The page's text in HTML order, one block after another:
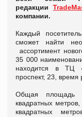
редакции
компании.
Каждый
сможет найти
ассортимент
35 000
находится в ТЦ
проспект, 23, время
Общая площадь
квадратных
квадратных